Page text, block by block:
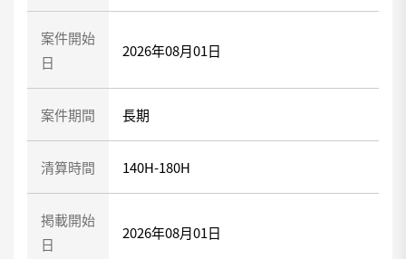
案件開始
日
2026年08月01日
案件期間 長期
清算時間 140H-180H
掲載開始
日
2026年08月01日